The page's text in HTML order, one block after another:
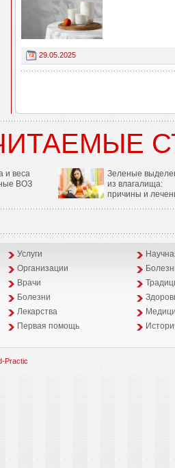
29.05.2025
и веса
ВОЗ
Зеленые
из влагалища:
причины и
Услуги
Организации
Врачи
Болезни
Лекарства
Первая помощь
Practic